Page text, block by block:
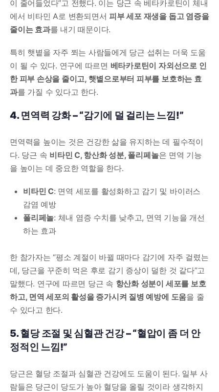
이 줄어들었다”고 전했다. 이는 당근 속 베타카로틴이 체내
에서 비타민 A로 변환되면서 피부 세포 재생을 돕고 염증을
줄이는 효과를 내기 때문이다.
특히 햇볕을 자주 쬐는 사람들에게 당근 섭취는 더욱 도움
이 될 수 있다. 연구에 따르면 베타카로틴이 자외선으로 인
한 피부 손상을 줄이고, 햇볕으로부터 피부를 보호하는 효
과를 가질 수 있다고 한다.
4. 면역력 강화 – “감기에 덜 걸리는 느낌!”
면역력을 높이는 것은 건강한 삶을 유지하는 데 필수적이
다. 당근 속 비타민 C, 항산화 성분, 폴리페놀은 면역 기능
을 높이는 데 중요한 역할을 한다.
비타민 C: 면역 세포를 활성화하고 감기 및 바이러스
감염 예방
폴리페놀: 체내 염증 수치를 낮추고, 면역 기능을 개선
하는 효과
한 참가자는 “평소 계절이 바뀔 때마다 감기에 자주 걸렸는
데, 당근을 꾸준히 먹은 후로 감기 증상이 덜한 것 같다”고
말했다. 연구에 따르면 당근 속 항산화 성분이 세포를 보호
하고, 면역 세포의 활성을 증가시켜 질병 예방에 도움을 줄
수 있다고 한다.
5. 혈당 조절 및 심혈관 건강 – “혈압이 좀 더 안
정적인 느낌!”
당근은 혈당 조절과 심혈관 건강에도 도움이 된다. 일부 사
람들은 당근이 당도가 높아 혈당을 올릴 것이라 생각하지